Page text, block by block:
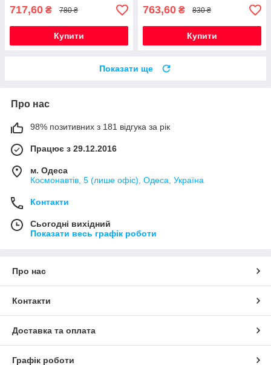
717,60 ₴ 780 ₴
Купити
763,60 ₴ 830 ₴
Купити
Показати ще
Про нас
98% позитивних з 181 відгука за рік
Працює з 29.12.2016
м. Одеса
Космонавтів, 5 (лише офіс), Одеса, Україна
Контакти
Сьогодні вихідний
Показати весь графік роботи
Про нас
Контакти
Доставка та оплата
Графік роботи